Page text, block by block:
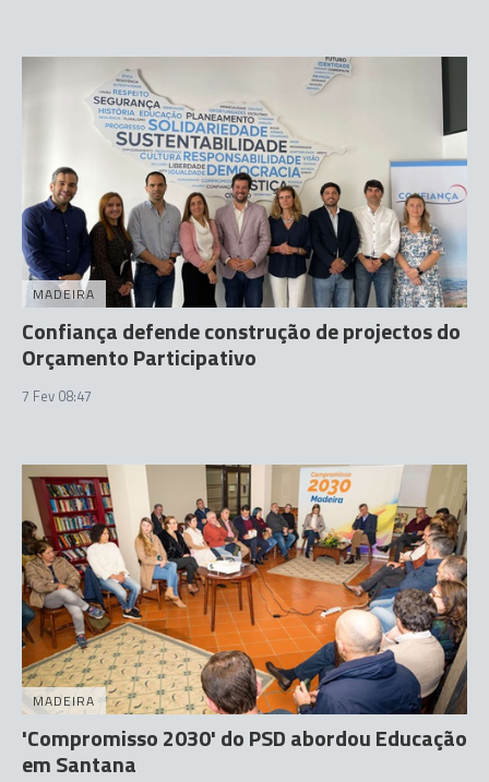
MADEIRA
Confiança defende construção de projectos do
Orçamento Participativo
7 Fev 08:47
MADEIRA
'Compromisso 2030' do PSD abordou Educação
em Santana